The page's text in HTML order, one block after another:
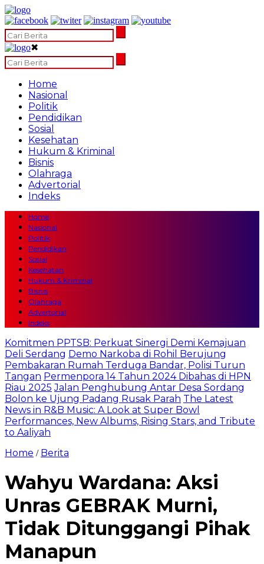
✖
Home
Nasional
Politik
Pendidikan
Sosial
Kesehatan
Hukum & Kriminal
Bisnis
Olahraga
Advertorial
Indeks
Home
Nasional
Politik
Pendidikan
Sosial
Kesehatan
Hukum & Kriminal
Bisnis
Olahraga
Advertorial
Indeks
Komitmen PPTSB: Perkuat Sinergi Demi Kemajuan
Deli Serdang Demo Narkoba di Rohil Berujung
Pembakaran Rumah Terduga Bandar, Polisi Turun
Tangan Permenpora 14 Tahun 2024 Dibahas di HPN
Riau 2025 Jalan Penghubung Antar Desa Sordang
Bolon ke Ujung Padang Rusak Parah The Latest
News in R&B Music: A Look at Super Bowl
Performances, New Albums, Rising Stars, and Tribute
to Aaliyah
Home / Berita
Wahyu Wardana: Aksi
Unras GEBRAK Murni,
Tidak Ditunggangi Pihak
Manapun